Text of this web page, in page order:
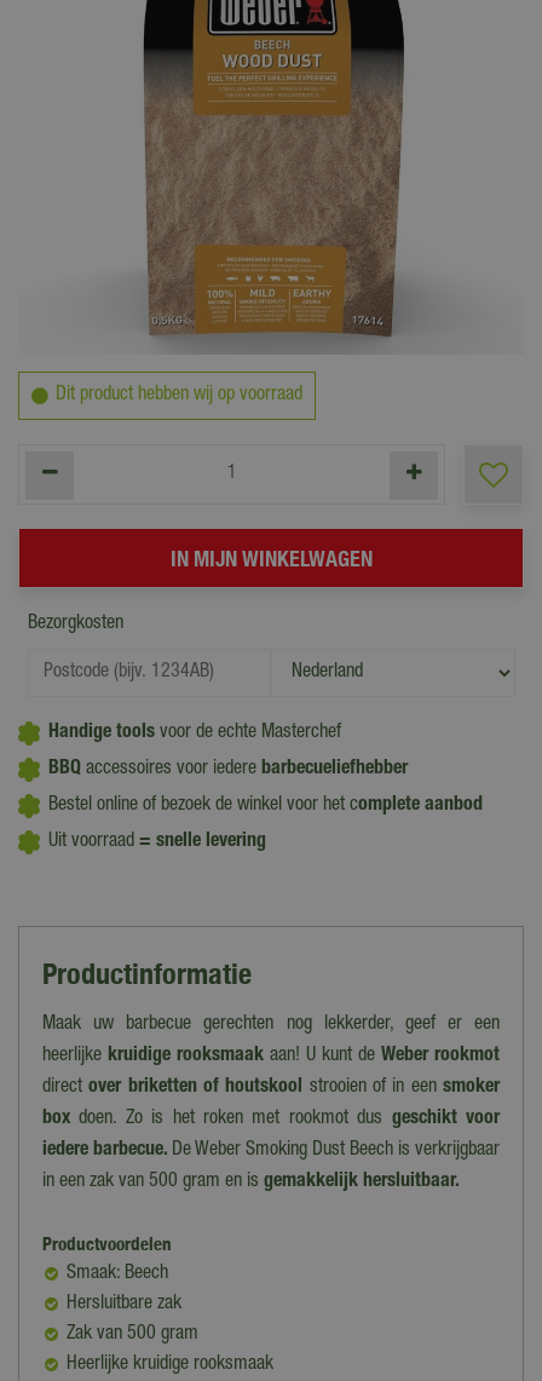
Dit product hebben wij op voorraad
Bezorgkosten
Handige tools voor de echte Masterchef
BBQ accessoires voor iedere barbecueliefhebber
Bestel online of bezoek de winkel voor het complete aanbod
Uit voorraad = snelle levering
Productinformatie
Maak uw barbecue gerechten nog lekkerder, geef er een
heerlijke kruidige rooksmaak aan! U kunt de Weber rookmot
directover briketten of houtskool strooien of in eensmoker
box doen. Zo is het roken met rookmot dus geschikt voor
iedere barbecue. De Weber Smoking Dust Beech is verkrijgbaar
in een zak van 500 gram en is gemakkelijk hersluitbaar.
Productvoordelen
Smaak: Beech
Hersluitbare zak
Zak van 500 gram
Heerlijke kruidige rooksmaak